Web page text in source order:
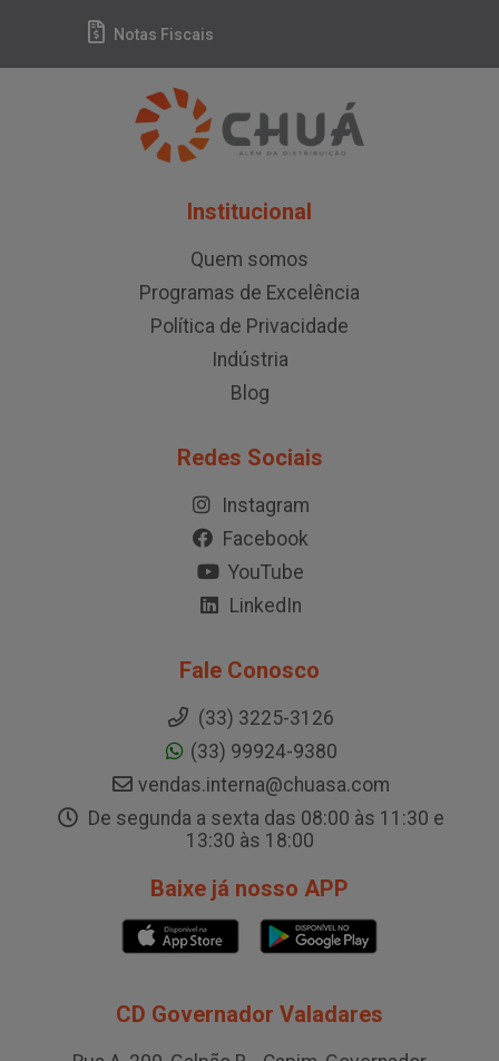
Notas Fiscais
Institucional
Quem somos
Programas de Excelência
Política de Privacidade
Indústria
Blog
Redes Sociais
Instagram
Facebook
YouTube
LinkedIn
Fale Conosco
(33) 3225-3126
(33) 99924-9380
vendas.interna@chuasa.com
De segunda a sexta das 08:00 às 11:30 e
13:30 às 18:00
Baixe já nosso APP
CD Governador Valadares